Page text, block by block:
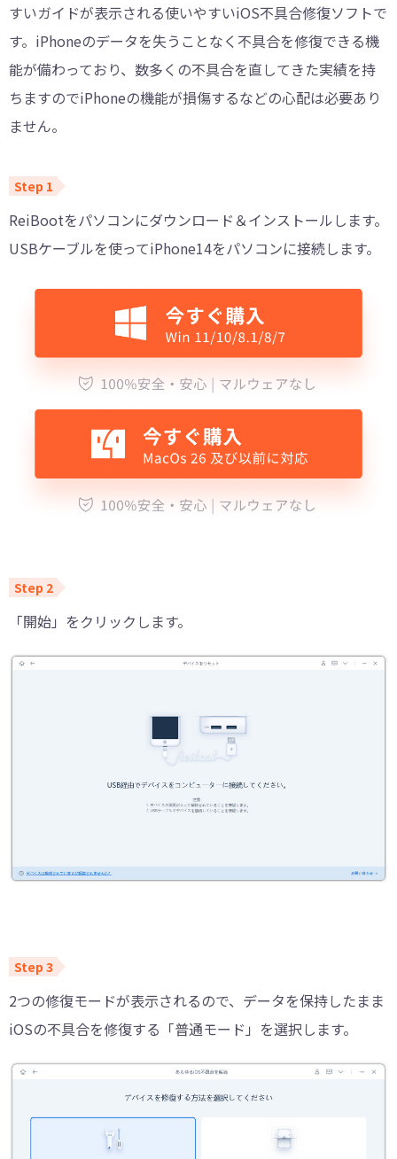
すいガイドが表示される使いやすいiOS不具合修復ソフトで
す。iPhoneのデータを失うことなく不具合を修復できる機
能が備わっており、数多くの不具合を直してきた実績を持
ちますのでiPhoneの機能が損傷するなどの心配は必要あり
ません。
ReiBootをパソコンにダウンロード＆インストールします。
USBケーブルを使ってiPhone14をパソコンに接続します。
「開始」をクリックします。
2つの修復モードが表示されるので、データを保持したまま
iOSの不具合を修復する「普通モード」を選択します。